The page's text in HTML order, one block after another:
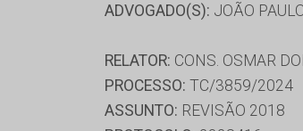
ADVOGADO(S): JOÃO
RELATOR: CONS. OSMAR
PROCESSO: TC/3859/2024
ASSUNTO: REVISÃO 2018